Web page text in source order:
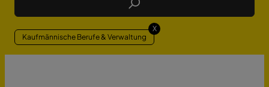
Job Finden
Kaufmännische Berufe & Verwaltung
X